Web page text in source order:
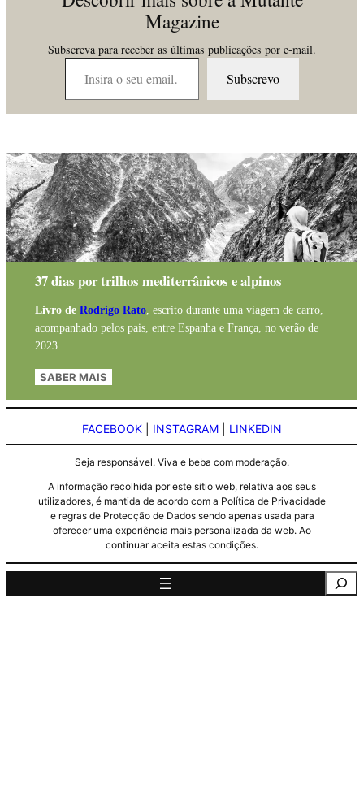
Magazine
Subscreva para receber as últimas publicações por e-mail.
Insira o seu email…
Subscrevo
37 dias por trilhos mediterrânicos e alpinos
Livro de Rodrigo Rato, escrito durante uma viagem de carro,
acompanhado pelos pais, entre Espanha e França, no verão de
2023.
SABER MAIS
FACEBOOK INSTAGRAM LINKEDIN
Seja responsável. Viva e beba com moderação.
A informação recolhida por este sitio web, relativa aos seus
utilizadores, é mantida de acordo com a Política de Privacidade
e regras de Protecção de Dados sendo apenas usada para
oferecer uma experiência mais personalizada da web. Ao
continuar aceita estas condições.